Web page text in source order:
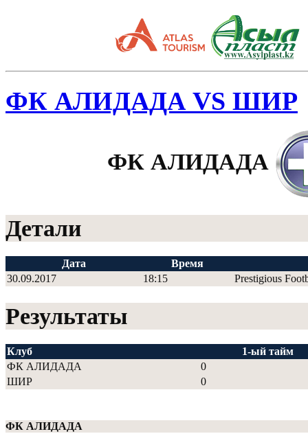
ФК АЛИДАДА VS ШИР
ФК АЛИДАДА
Детали
Дата
Время
30.09.2017
18:15 Prestigious
Результаты
Клуб
1-ый тайм
ФК АЛИДАДА
0
ШИР
0
ФК АЛИДАДА